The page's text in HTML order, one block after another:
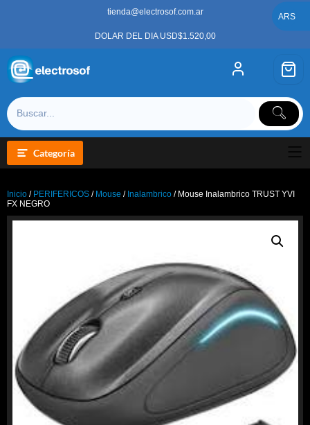
tienda@electrosof.com.ar
DOLAR DEL DIA USD$1.520,00
Categoría
Inicio / PERIFERICOS / Mouse / Inalambrico / Mouse Inalambrico TRUST YVI
FX NEGRO
ARS